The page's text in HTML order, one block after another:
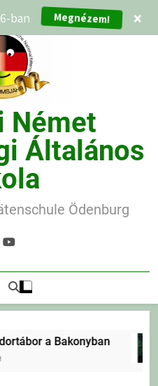
Német
Általános
Ödenburg
a Bakonyban
ban Megnézem! ×